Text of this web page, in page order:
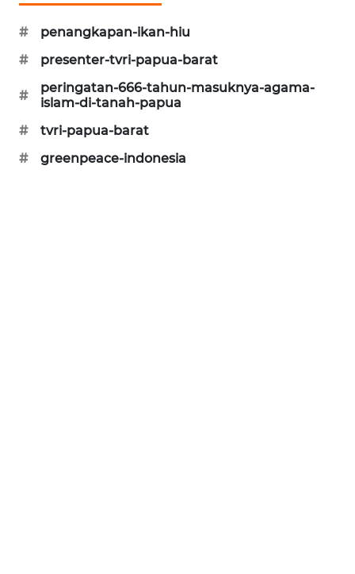
#
penangkapan-ikan-hiu
#
presenter-tvri-papua-barat
#
peringatan-666-tahun-masuknya-agama-
islam-di-tanah-papua
#
tvri-papua-barat
#
greenpeace-indonesia
NEWS
ID
PERAPKI
NEWS
SONYA